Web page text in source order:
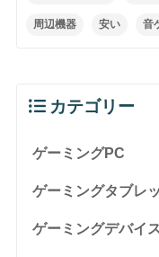
周辺機器 安い 音
カテゴリー
ゲーミングPC
ゲーミングタブレ
ゲーミングデバイス